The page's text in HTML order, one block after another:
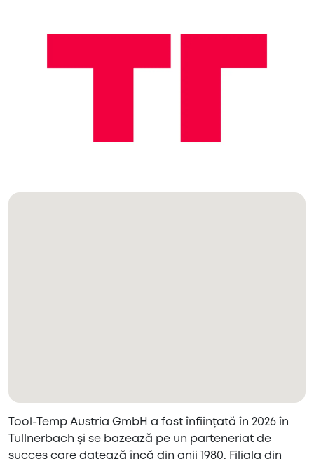
Tool-Temp Austria GmbH a fost înființată în 2026 în
Tullnerbach și se bazează pe un parteneriat de
succes care datează încă din anii 1980. Filiala din